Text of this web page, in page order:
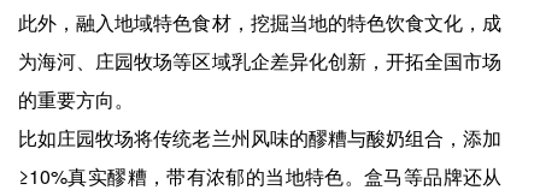
此外，融入地域特色食材，挖掘当地的特色饮食文化，成
为海河、庄园牧场等区域乳企差异化创新，开拓全国市场
的重要方向。
比如庄园牧场将传统老兰州风味的醪糟与酸奶组合，添加
≥10%真实醪糟，带有浓郁的当地特色。盒马等品牌还从